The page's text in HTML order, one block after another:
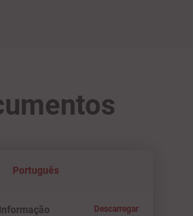
Português
Descarregar